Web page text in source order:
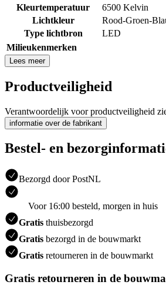
Kleurtemperatuur
6500 Kelvin
Lichtkleur
Rood-Groen-
Type lichtbron
LED
Milieukenmerken
Lees meer
Productveiligheid
Verantwoordelijk voor productveiligheid
informatie over de fabrikant
Bestel- en
Bezorgd door PostNL
Voor 16:00 besteld, morgen in huis
Gratis thuisbezorgd
Gratis bezorgd in de bouwmarkt
Gratis retourneren in de bouwmarkt
Gratis retourneren in de